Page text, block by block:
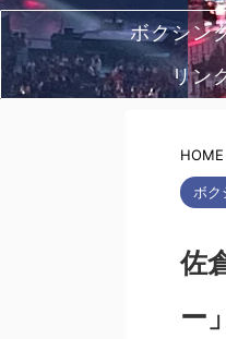
ボクシン
ス
リン
HOME
ボク
佐
ー